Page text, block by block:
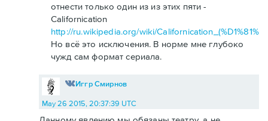
отнести только один из из этих пяти -
Californication
http://ru.wikipedia.org/wiki/
Но всё это исключения. В норме мне глубоко
чужд сам формат сериала.
Иггр Смирнов
May 26 2015, 20:37:39 UTC